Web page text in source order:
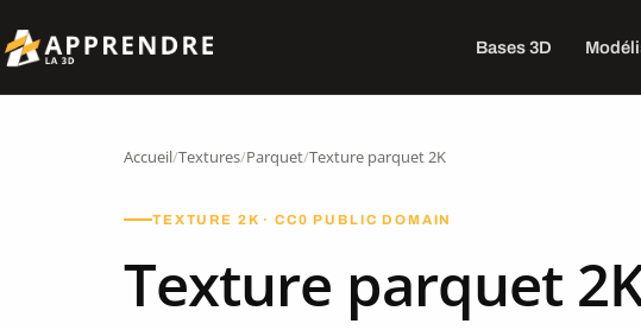
Bases 3D
Accueil/Textures/Parquet/Texture parquet 2K
TEXTURE 2K · CC0 PUBLIC DOMAIN
Texture parquet